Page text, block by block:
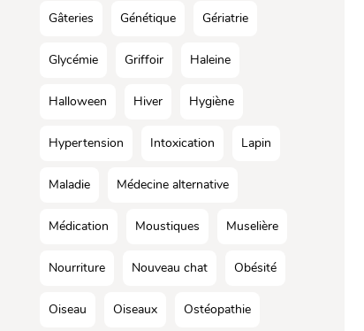
Gâteries Génétique Gériatrie
Glycémie Griffoir Haleine
Halloween Hiver Hygiène
Hypertension Intoxication Lapin
Maladie Médecine alternative
Médication Moustiques Muselière
Nourriture Nouveau chat Obésité
Oiseau Oiseaux Ostéopathie